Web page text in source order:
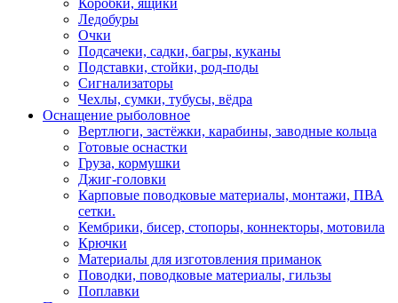
Коробки, ящики
Ледобуры
Очки
Подсачеки, садки, багры, куканы
Подставки, стойки, род-поды
Сигнализаторы
Чехлы, сумки, тубусы, вёдра
Оснащение рыболовное
Вертлюги, застёжки, карабины, заводные кольца
Готовые оснастки
Груза, кормушки
Джиг-головки
Карповые поводковые материалы, монтажи, ПВА
сетки.
Кембрики, бисер, стопоры, коннекторы, мотовила
Крючки
Материалы для изготовления приманок
Поводки, поводковые материалы, гильзы
Поплавки